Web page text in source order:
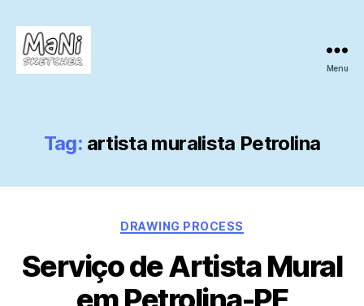
Menu
Tag: artista muralista Petrolina
Categories
DRAWING PROCESS
Serviço de Artista Mural